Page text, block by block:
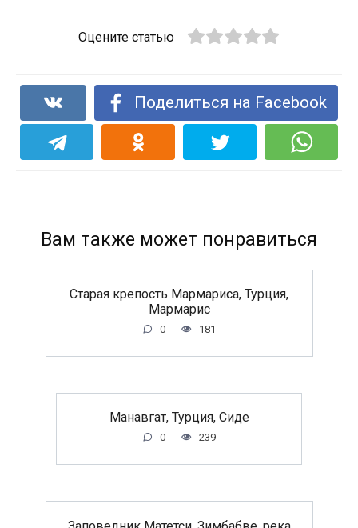
Оцените статью
Поделиться на Facebook
Вам также может понравиться
Старая крепость Мармариса, Турция,
Мармарис
0 181
Манавгат, Турция, Сиде
0 239